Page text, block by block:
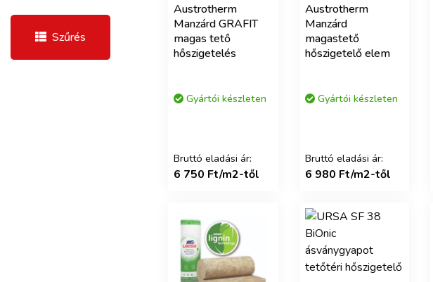
Szűrés
Austrotherm
Manzárd GRAFIT
magas tető
hőszigetelés
Gyártói készleten
Bruttó eladási ár:
6 750 Ft/m2-től
Austrotherm
Manzárd
magastető
hőszigetelő elem
Gyártói készleten
Bruttó eladási ár:
6 980 Ft/m2-től